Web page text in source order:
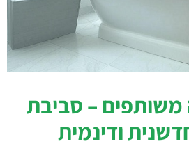
משותפים – סביבת
ודינמית